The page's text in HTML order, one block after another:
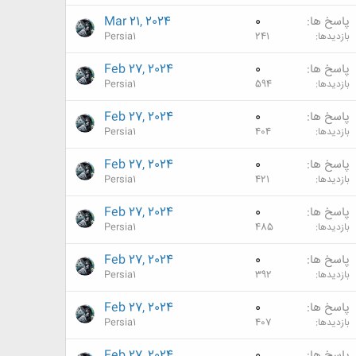
پاسخ ها 0
بازدیدها 241
Mar 21, 2024
Persia1
پاسخ ها 0
بازدیدها 594
Feb 27, 2024
Persia1
پاسخ ها 0
بازدیدها 404
Feb 27, 2024
Persia1
پاسخ ها 0
بازدیدها 421
Feb 27, 2024
Persia1
پاسخ ها 0
بازدیدها 485
Feb 27, 2024
Persia1
پاسخ ها 0
بازدیدها 392
Feb 27, 2024
Persia1
پاسخ ها 0
بازدیدها 407
Feb 27, 2024
Persia1